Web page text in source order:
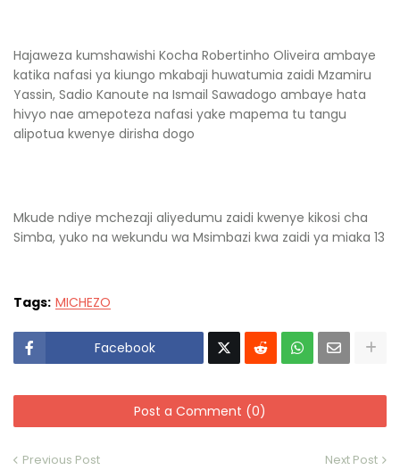
Hajaweza kumshawishi Kocha Robertinho Oliveira ambaye
katika nafasi ya kiungo mkabaji huwatumia zaidi Mzamiru
Yassin, Sadio Kanoute na Ismail Sawadogo ambaye hata
hivyo nae amepoteza nafasi yake mapema tu tangu
alipotua kwenye dirisha dogo
Mkude ndiye mchezaji aliyedumu zaidi kwenye kikosi cha
Simba, yuko na wekundu wa Msimbazi kwa zaidi ya miaka 13
Tags: MICHEZO
Facebook
Post a Comment (0)
Previous Post Next Post